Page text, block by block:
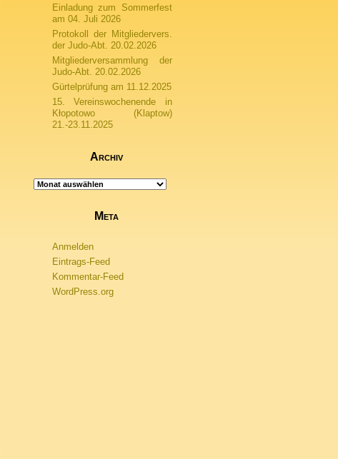
Einladung zum Sommerfest
am 04. Juli 2026
Protokoll der Mitgliedervers.
der Judo-Abt. 20.02.2026
Mitgliederversammlung der
Judo-Abt. 20.02.2026
Gürtelprüfung am 11.12.2025
15. Vereinswochenende in
Kłopotowo (Klaptow)
21.-23.11.2025
Archiv
Archiv
Meta
Anmelden
Eintrags-Feed
Kommentar-Feed
WordPress.org